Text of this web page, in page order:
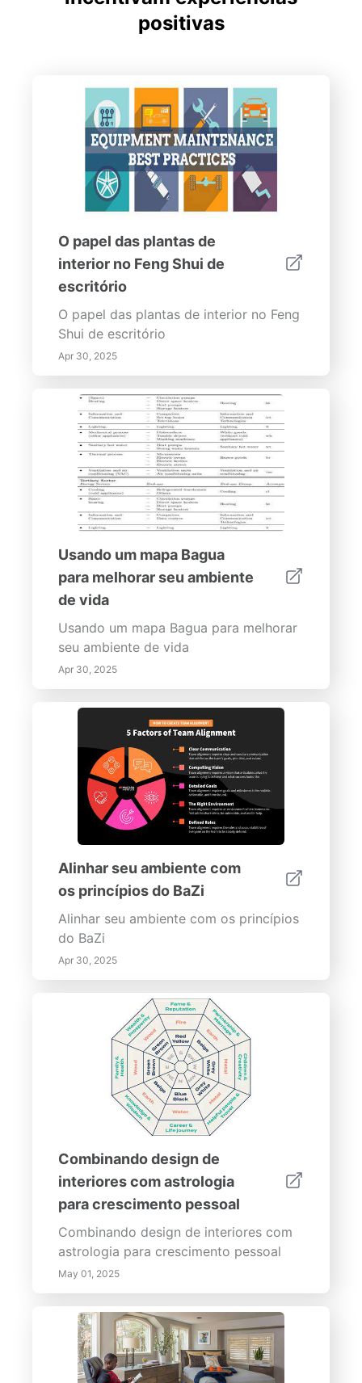
positivas
O papel das plantas de
interior no Feng Shui de
escritório
O papel das plantas de interior no Feng
Shui de escritório
Apr 30, 2025
Usando um mapa Bagua
para melhorar seu ambiente
de vida
Usando um mapa Bagua para melhorar
seu ambiente de vida
Apr 30, 2025
Alinhar seu ambiente com
os princípios do BaZi
Alinhar seu ambiente com os princípios
do BaZi
Apr 30, 2025
Combinando design de
interiores com astrologia
para crescimento pessoal
Combinando design de interiores com
astrologia para crescimento pessoal
May 01, 2025